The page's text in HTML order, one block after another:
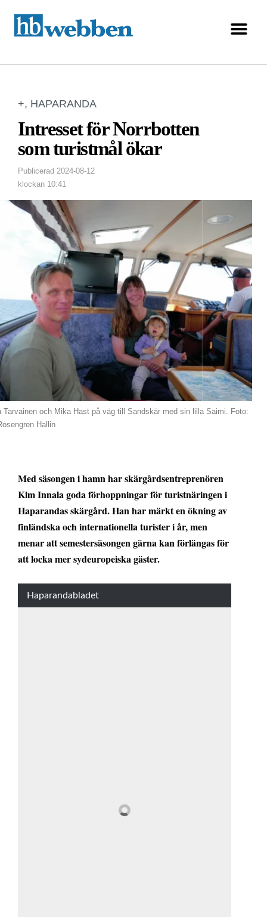
+, HAPARANDA
Intresset för Norrbotten
som turistmål ökar
Publicerad 2024-08-12
klockan 10:41
Tarvainen och Mika Hast på väg till Sandskär med sin lilla Saimi. Foto:
Hallin
Med säsongen i hamn har skärgårdsentreprenören
Kim Innala goda förhoppningar för turistnäringen i
Haparandas skärgård. Han har märkt en ökning av
finländska och internationella turister i år, men
menar att semestersäsongen gärna kan förlängas för
att locka mer sydeuropeiska gäster.